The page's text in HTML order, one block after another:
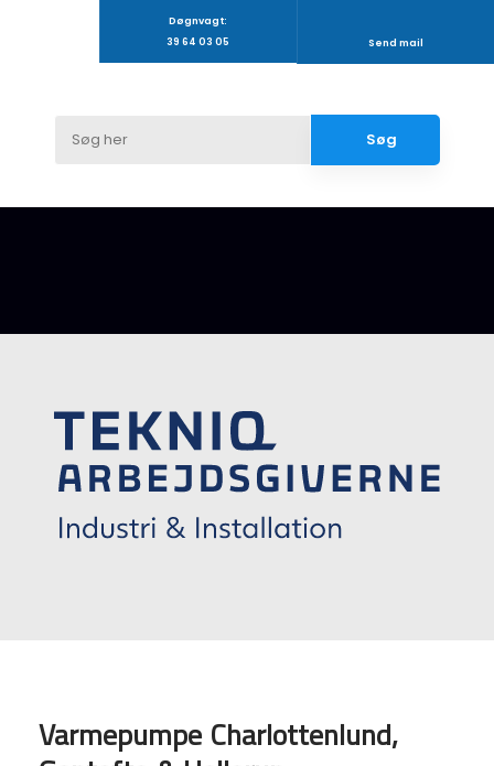
Døgnvagt:
39 64 03 05
Send mail
Varmepumpe Charlottenlund,